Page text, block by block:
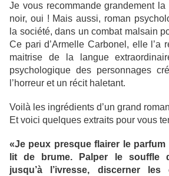
Je vous recommande grandement
noir, oui ! Mais aussi, roman
la société, dans un combat malsain
Ce pari d’Armelle Carbonel, elle l’a
maitrise de la langue
psychologique des personnages
l’horreur et un récit haletant.
Voilà les ingrédients d’un grand
Et voici quelques extraits pour vous
«Je peux presque flairer le
lit de brume. Palper le souffle
jusqu’à l’ivresse, discerner